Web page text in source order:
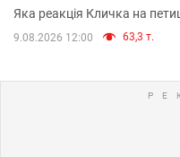
вірянина"
Яка реакція Кличка на
9.08.2026 12:00 63,3 т.